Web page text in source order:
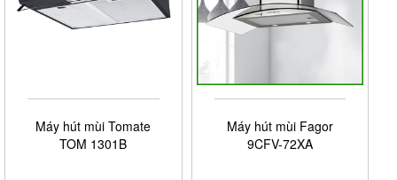
Máy hút mùi Tomate
TOM 1301B
Máy hút mùi Fagor
9CFV-72XA